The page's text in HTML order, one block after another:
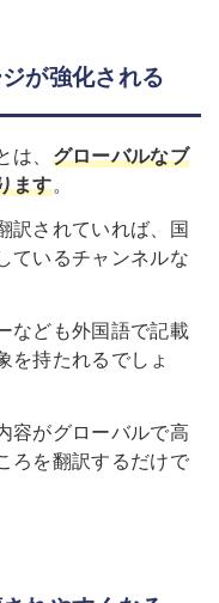
が強化される
、 グローバルなブ
ます。
訳されていれば、国
ているチャンネルな
なども外国語で記載
を持たれるでしょ
容がグローバルで高
ろを翻訳するだけで